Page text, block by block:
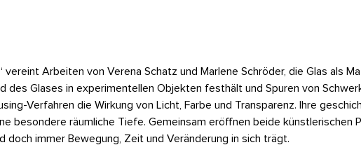
Arbeiten von Verena Schatz und Marlene Schröder, die Glas als
des Glases in experimentellen Objekten festhält und Spuren von
Verfahren die Wirkung von Licht, Farbe und Transparenz. Ihre
besondere räumliche Tiefe. Gemeinsam eröffnen beide künstlerischen
immer Bewegung, Zeit und Veränderung in sich trägt.